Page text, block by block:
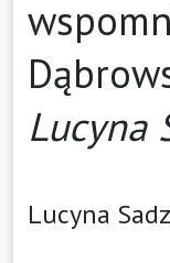
Lucyna
Lucyna